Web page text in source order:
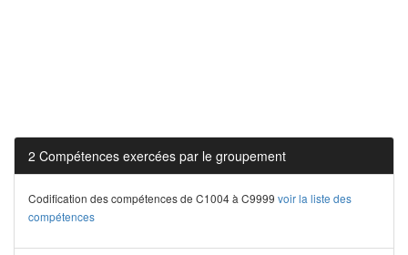
2 Compétences exercées par le groupement
Codification des compétences de C1004 à C9999 voir la liste des
compétences